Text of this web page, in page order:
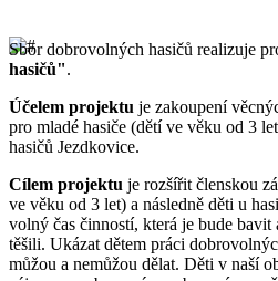
Sbor dobrovolných hasičů realizuje
hasičů".
Účelem projektu je zakoupení
pro mladé hasiče (dětí ve věku od 3
hasičů Jezdkovice.
Cílem projektu je rozšířit členskou
ve věku od 3 let) a následně děti u
volný čas činností, která je bude bavit
těšili. Ukázat dětem práci
můžou a nemůžou dělat. Děti v naší